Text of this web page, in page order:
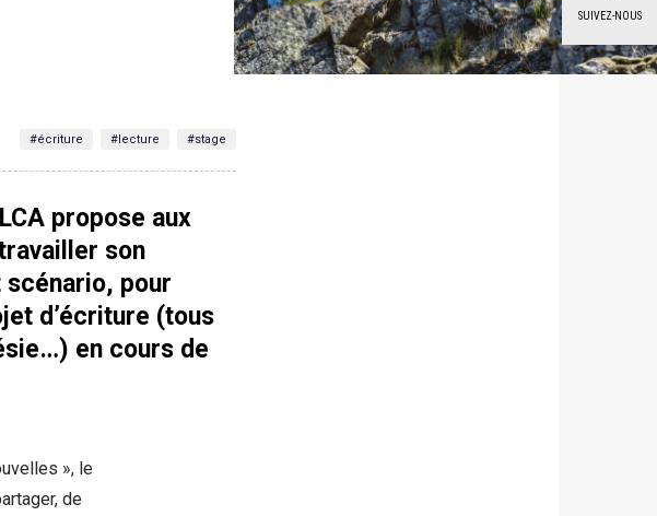
SUIVEZ-NOUS
#écriture #lecture #stage
propose aux
son
pour
d’écriture (tous
en cours de
», le
de